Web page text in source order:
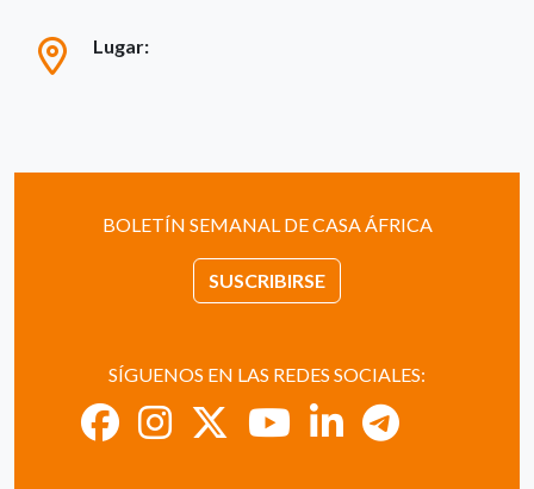
Lugar:
BOLETÍN SEMANAL DE CASA ÁFRICA
SUSCRIBIRSE
SÍGUENOS EN LAS REDES SOCIALES: